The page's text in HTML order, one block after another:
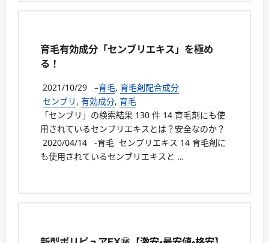
育毛有効成分「センブリエキス」を極め
る！
2021/10/29 –育毛, 育毛剤配合成分
センブリ , 有効成分, 育毛
「センブリ」の検索結果 130 件 14 育毛剤にも使
用されているセンブリエキスとは？安全なのか？
2020/04/14 -育毛 センブリエキス 14 育毛剤に
も使用されているセンブリエキスと …